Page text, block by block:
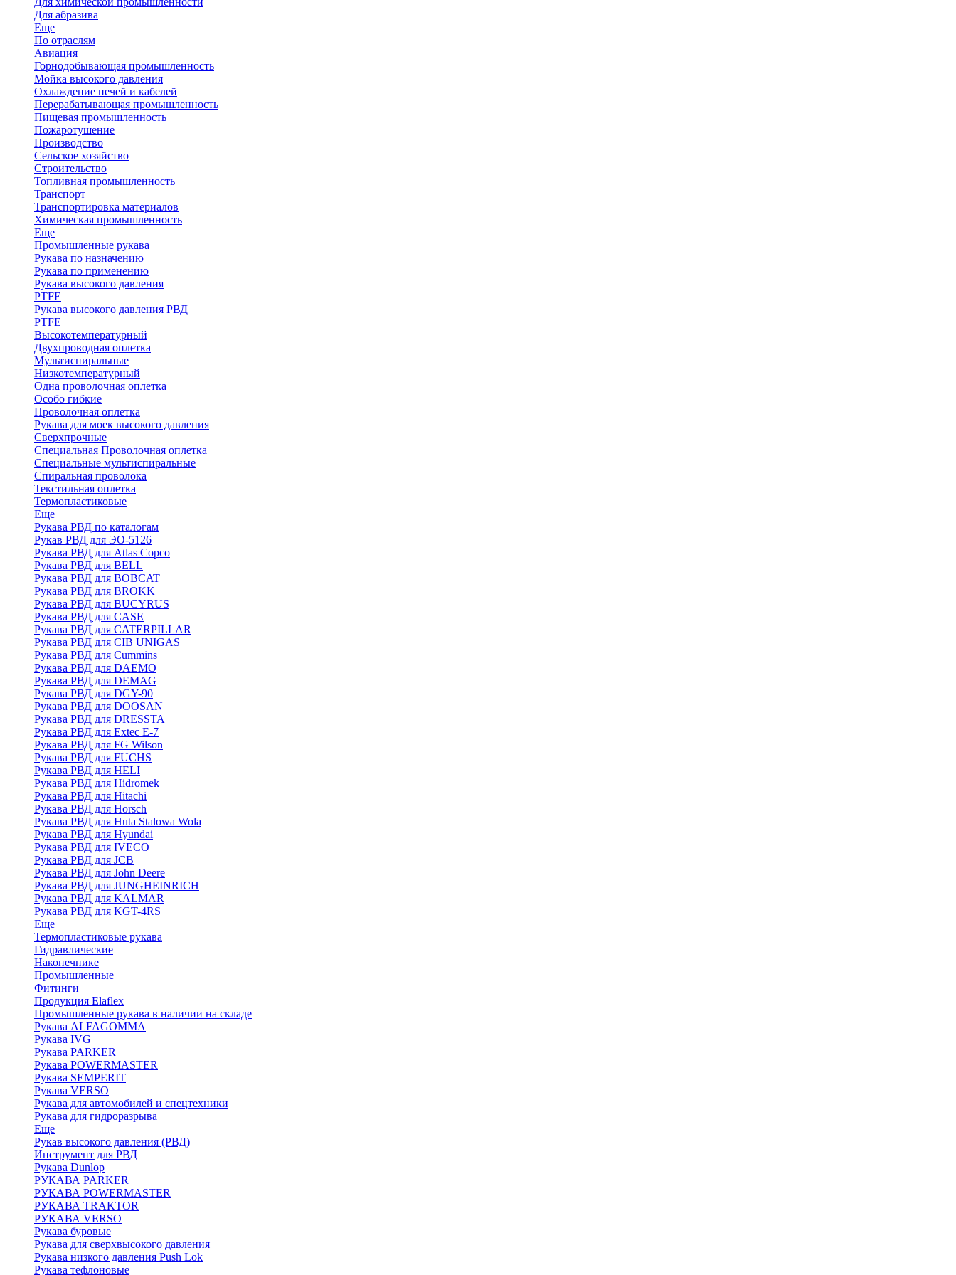
Для абразива
Еще
По отраслям
Авиация
Горнодобывающая промышленность
Мойка высокого давления
Охлаждение печей и кабелей
Перерабатывающая промышленность
Пищевая промышленность
Пожаротушение
Производство
Сельское хозяйство
Строительство
Топливная промышленность
Транспорт
Транспортировка материалов
Химическая промышленность
Еще
Промышленные рукава
Рукава по назначению
Рукава по применению
Рукава высокого давления
PTFE
Рукава высокого давления РВД
PTFE
Высокотемпературный
Двухпроводная оплетка
Мультиспиральные
Низкотемпературный
Одна проволочная оплетка
Особо гибкие
Проволочная оплетка
Рукава для моек высокого давления
Сверхпрочные
Специальная Проволочная оплетка
Специальные мультиспиральные
Спиральная проволока
Текстильная оплетка
Термопластиковые
Еще
Рукава РВД по каталогам
Рукав РВД для ЭО-5126
Рукава РВД для Atlas Copco
Рукава РВД для BELL
Рукава РВД для BOBCAT
Рукава РВД для BROKK
Рукава РВД для BUCYRUS
Рукава РВД для CASE
Рукава РВД для CATERPILLAR
Рукава РВД для CIB UNIGAS
Рукава РВД для Cummins
Рукава РВД для DAEMO
Рукава РВД для DEMAG
Рукава РВД для DGY-90
Рукава РВД для DOOSAN
Рукава РВД для DRESSTA
Рукава РВД для Extec E-7
Рукава РВД для FG Wilson
Рукава РВД для FUCHS
Рукава РВД для HELI
Рукава РВД для Hidromek
Рукава РВД для Hitachi
Рукава РВД для Horsch
Рукава РВД для Huta Stalowa Wola
Рукава РВД для Hyundai
Рукава РВД для IVECO
Рукава РВД для JCB
Рукава РВД для John Deere
Рукава РВД для JUNGHEINRICH
Рукава РВД для KALMAR
Рукава РВД для KGT-4RS
Еще
Термопластиковые рукава
Гидравлические
Наконечнике
Промышленные
Фитинги
Продукция Elaflex
Промышленные рукава в наличии на складе
Рукава ALFAGOMMA
Рукава IVG
Рукава PARKER
Рукава POWERMASTER
Рукава SEMPERIT
Рукава VERSO
Рукава для автомобилей и спецтехники
Рукава для гидроразрыва
Еще
Рукав высокого давления (РВД)
Инструмент для РВД
Рукава Dunlop
РУКАВА PARKER
РУКАВА POWERMASTER
РУКАВА TRAKTOR
РУКАВА VERSO
Рукава буровые
Рукава для сверхвысокого давления
Рукава низкого давления Push Lok
Рукава тефлоновые